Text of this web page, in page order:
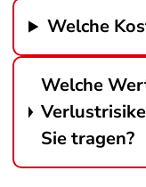
Welche
Welche
Sie tragen?